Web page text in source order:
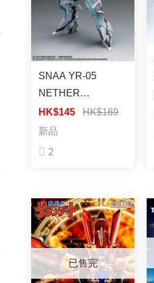
SNAA YR-05
NETHER
EMPEROR 冥皇A.P
型 1/100 拼裝模型
HK$145HK$169
新品
2
已售完